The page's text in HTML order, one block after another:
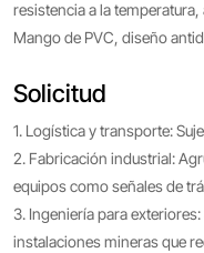
resistencia a la
Mango de PVC, diseño
Solicitud
1. Logística y transporte:
2. Fabricación industrial:
equipos como señales de
3. Ingeniería para
instalaciones mineras que